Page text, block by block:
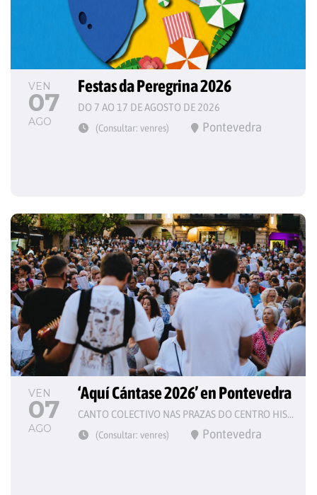
VEN
07
AGO
Festas da Peregrina 2026
DO 7 AO 17 DE AGOSTO DE 2026
(Consultar: venres) Pontevedra
VEN
07
AGO
‘Aquí Cántase 2026’ en Pontevedra
CANTO COLECTIVO NAS PRAZAS DO CENTRO HISTÓRICO
(Consultar: venres) Pontevedra